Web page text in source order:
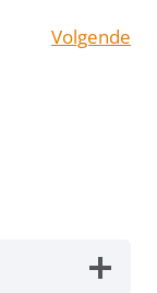
Volgende